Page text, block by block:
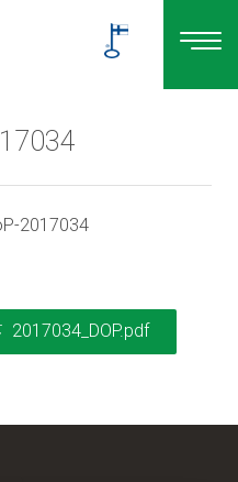
2017034
2017034_DOP.pdf